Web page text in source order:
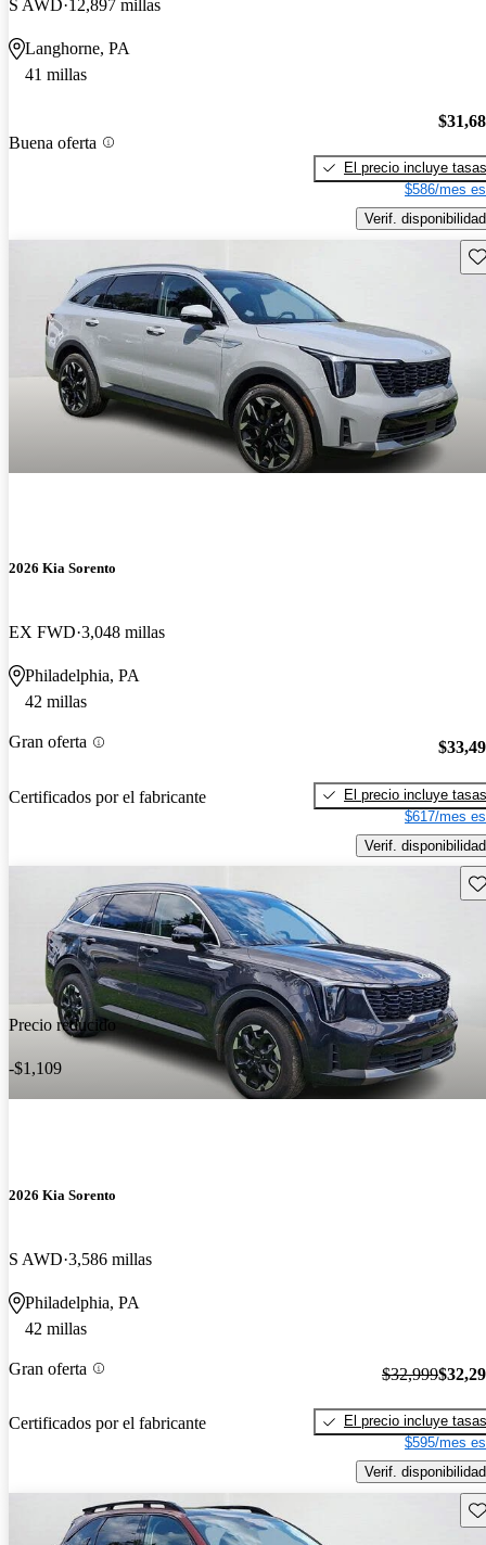
S AWD 12,897 millas
Langhorne, PA
41 millas
Buena oferta
El precio incluye tasas
$586/mes
Verif. disponibilidad
2026 Kia Sorento
EX FWD 3,048 millas
Philadelphia, PA
42 millas
Gran oferta
Certificados por el fabricante
El precio incluye tasas
$617/mes
Verif. disponibilidad
Precio reducido
-$1,109
2026 Kia Sorento
S AWD 3,586 millas
Philadelphia, PA
42 millas
Gran oferta
Certificados por el fabricante
$32,999
El precio incluye tasas
$595/mes
Verif. disponibilidad